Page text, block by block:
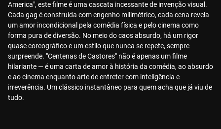
America", este filme é uma cascata incessante de invenção visual.
Cada gag é construída com engenho milimétrico, cada cena revela
um amor incondicional pela comédia física e pelo cinema como
forma pura de diversão. No meio do caos absurdo, há um rigor
quase coreográfico e um estilo que nunca se repete, sempre
surpreende. "Centenas de Castores" não é apenas um filme
hilariante — é uma carta de amor à história da comédia, ao absurdo
e ao cinema enquanto arte de entreter com inteligência e
irreverência. Um clássico instantâneo para quem acha que já viu de
tudo.